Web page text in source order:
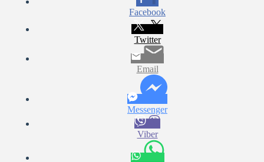
Facebook
Twitter
Email
Messenger
Viber